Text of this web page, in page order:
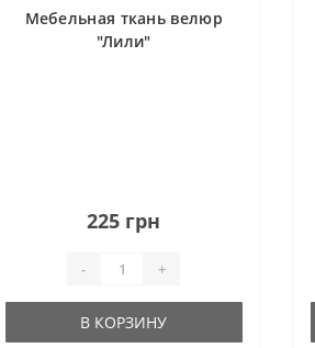
Мебельная ткань велюр
"Лили"
225 грн
- +
В КОРЗИНУ